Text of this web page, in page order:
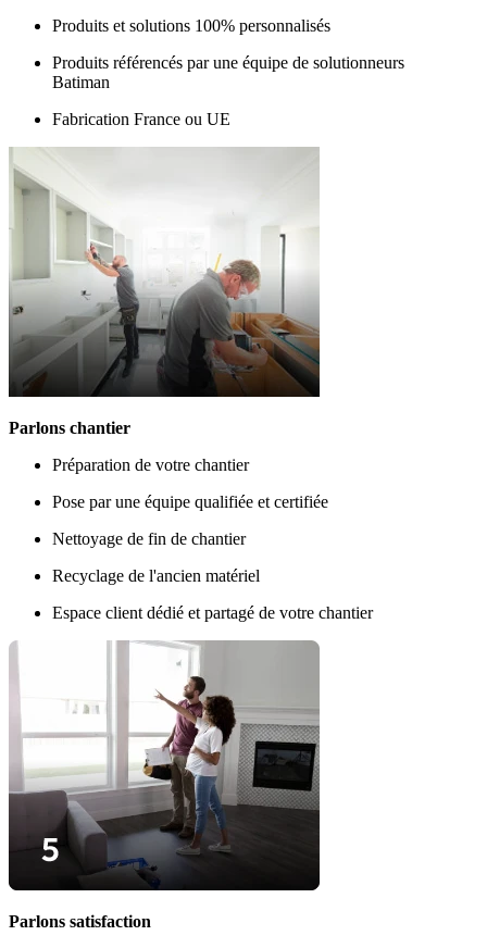
Produits et solutions 100% personnalisés
Produits référencés par une équipe de solutionneurs
Batiman
Fabrication France ou UE
Parlons chantier
Préparation de votre chantier
Pose par une équipe qualifiée et certifiée
Nettoyage de fin de chantier
Recyclage de l'ancien matériel
Espace client dédié et partagé de votre chantier
Parlons satisfaction